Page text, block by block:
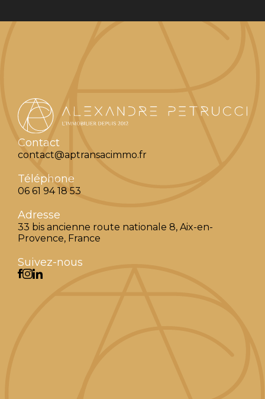
Contact
contact@aptransacimmo.fr
Téléphone
06 61 94 18 53
Adresse
33 bis ancienne route nationale 8, Aix-en-
Provence, France
Suivez-nous